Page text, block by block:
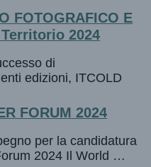
FOTOGRAFICO E
2024
di
edizioni, ITCOLD
FORUM 2024
per la candidatura
2024 Il World …